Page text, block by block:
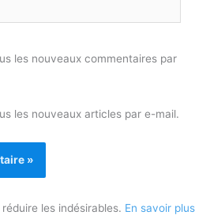
les nouveaux commentaires par
les nouveaux articles par e-mail.
les indésirables. En savoir plus